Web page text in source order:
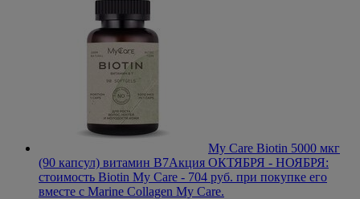
My Care Biotin 5000 мкг
(90 капсул) витамин В7Акция ОКТЯБРЯ - НОЯБРЯ:
стоимость Biotin My Care - 704 руб. при покупке его
вместе с Marine Collagen My Care.